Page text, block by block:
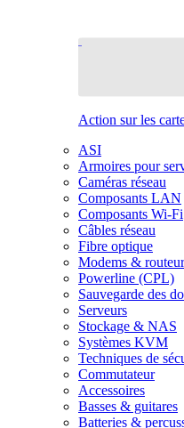
Action sur les
ASI
Armoires pour
Caméras réseau
Composants LAN
Composants Wi-Fi
Câbles réseau
Fibre optique
Modems &
Powerline (CPL)
Sauvegarde des
Serveurs
Stockage & NAS
Systèmes KVM
Techniques de
Commutateur
Accessoires
Basses & guitares
Batteries &